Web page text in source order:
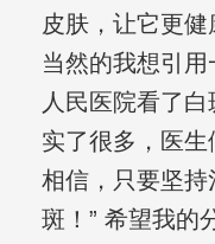
皮肤，让它更健
当然的我想引
人民医院看了
实了很多，医
相信，只要坚持
斑！” 希望我的